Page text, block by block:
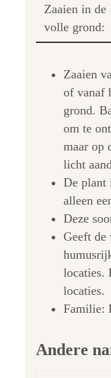
Zaaien in de
volle grond:
Zaaien
of vanaf
grond.
om te
maar op
licht
De plant
alleen
Deze
Geeft de
locaties.
locaties.
Familie:
Andere